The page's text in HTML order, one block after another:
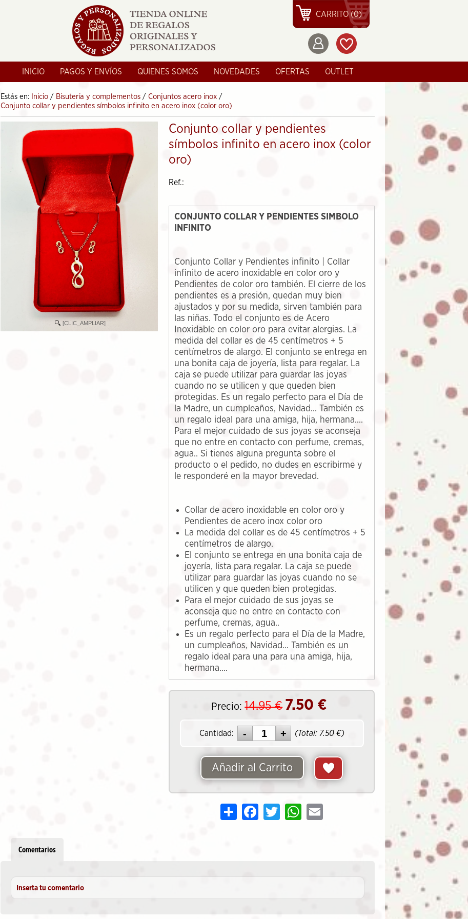
CARRITO (0)
INICIO PAGOS Y ENVÍOS QUIENES SOMOS NOVEDADES OFERTAS OUTLET
Estás en: Inicio / Bisutería y complementos / Conjuntos acero inox /
Conjunto collar y pendientes símbolos infinito en acero inox (color oro)
[CLIC_AMPLIAR]
Conjunto collar y pendientes
símbolos infinito en acero inox (color
oro)
Ref.:
CONJUNTO COLLAR Y PENDIENTES SIMBOLO
INFINITO
Conjunto Collar y Pendientes infinito | Collar
infinito de acero inoxidable en color oro y
Pendientes de color oro también. El cierre de los
pendientes es a presión, quedan muy bien
ajustados y por su medida, sirven también para
las niñas. Todo el conjunto es de Acero
Inoxidable en color oro para evitar alergias. La
medida del collar es de 45 centímetros + 5
centímetros de alargo. El conjunto se entrega en
una bonita caja de joyería, lista para regalar. La
caja se puede utilizar para guardar las joyas
cuando no se utilicen y que queden bien
protegidas. Es un regalo perfecto para el Día de
la Madre, un cumpleaños, Navidad... También es
un regalo ideal para una amiga, hija, hermana....
Para el mejor cuidado de sus joyas se aconseja
que no entre en contacto con perfume, cremas,
agua.. Si tienes alguna pregunta sobre el
producto o el pedido, no dudes en escribirme y
le responderé en la mayor brevedad.
Collar de acero inoxidable en color oro y
Pendientes de acero inox color oro
La medida del collar es de 45 centímetros + 5
centímetros de alargo.
El conjunto se entrega en una bonita caja de
joyería, lista para regalar. La caja se puede
utilizar para guardar las joyas cuando no se
utilicen y que queden bien protegidas.
Para el mejor cuidado de sus joyas se
aconseja que no entre en contacto con
perfume, cremas, agua..
Es un regalo perfecto para el Día de la Madre,
un cumpleaños, Navidad... También es un
regalo ideal para una para una amiga, hija,
hermana....
Precio: 14.95€ 7.50 €
Cantidad: (Total: 7.50€)
Añadir al Carrito
Share FacebookTwitter WhatsApp
Comentarios
Inserta tu comentario